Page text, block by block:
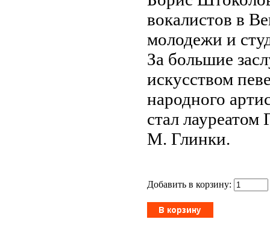
вокалистов в
молодежи и
За большие
искусством
народного
стал
М. Глинки.
Добавить в корзину: